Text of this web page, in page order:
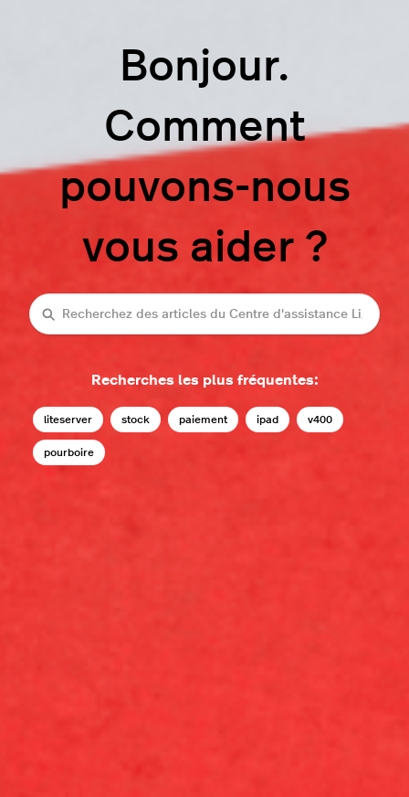
Bonjour.
Comment
pouvons-nous
vous aider ?
Recherche
Recherches les plus fréquentes:
liteserver stock paiement ipad v400
pourboire